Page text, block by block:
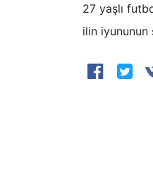
27 yaşlı
ilin iyununun